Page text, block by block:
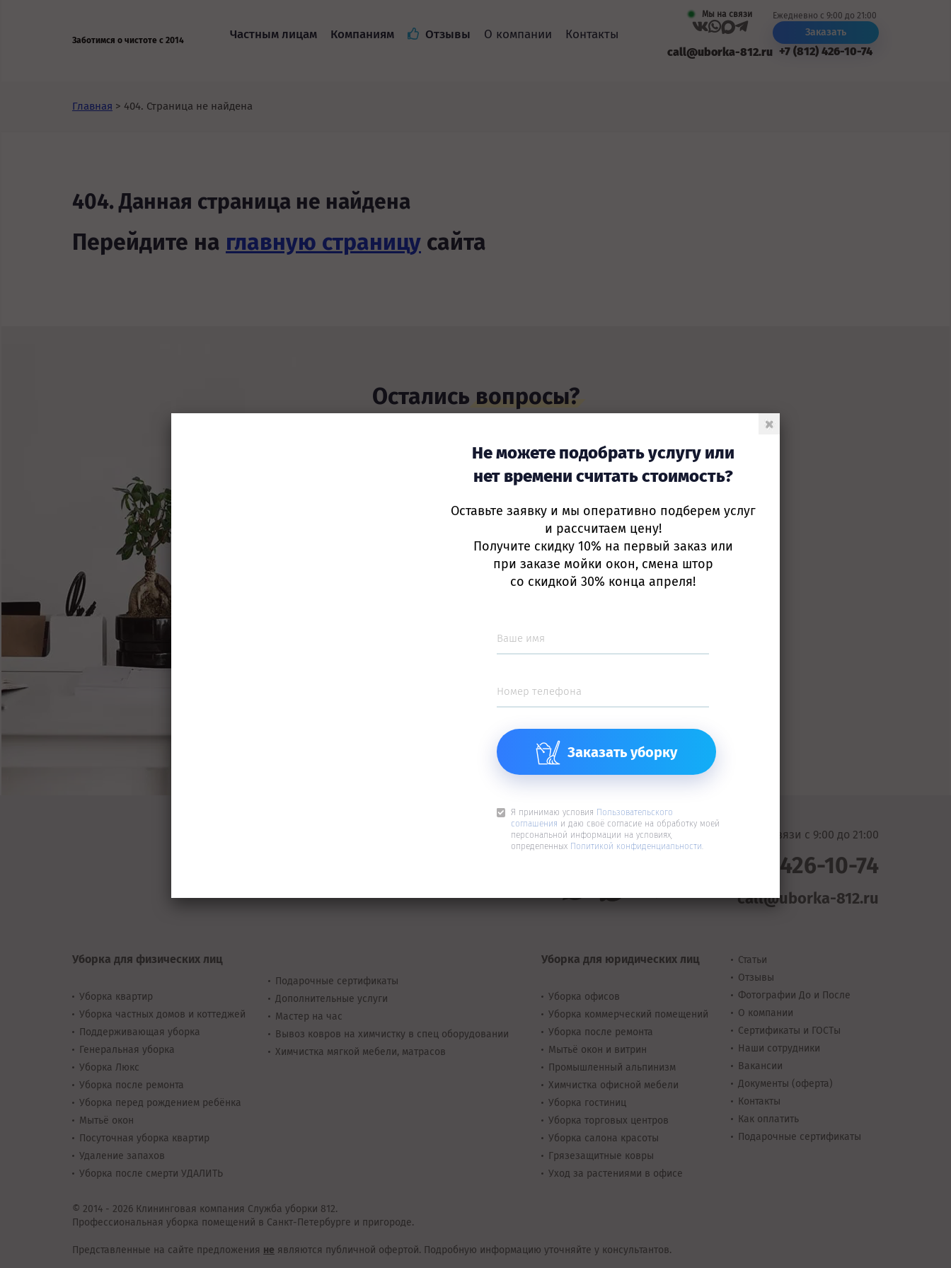
Заботимся о чистоте с 2014 Частным лицам Компаниям Отзывы О компании Контакты
Мы на связи
call@uborka-812.ru
Ежедневно с 9:00 до 21:00
Заказать
+7 (812) 426-10-74
Главная > 404. Страница не найдена
404. Данная страница не найдена
Перейдите на главную страницу сайта
Остались вопросы?
телефон в Санкт-Петербурге —+7(812) 426-10-74
Я принимаю условия Пользовательского соглашения
своё согласие на обработку моей персональной информации
Мы на связи c 9:00 до 21:00
+7 (812) 426-10-74
call@uborka-812.ru
Уборка для физических лиц
Уборка квартир
Уборка частных домов и коттеджей
Поддерживающая уборка
Генеральная уборка
Уборка Люкс
Уборка после ремонта
Уборка перед рождением ребёнка
Мытьё окон
Посуточная уборка квартир
Удаление запахов
Уборка после смерти УДАЛИТЬ
Подарочные сертификаты
Дополнительные услуги
Мастер на час
Вывоз ковров на химчистку в спец оборудовании
Химчистка мягкой мебели, матрасов
Уборка для юридических лиц
Уборка офисов
Уборка коммерческий помещений
Уборка после ремонта
Мытьё окон и витрин
Промышленный альпинизм
Химчистка офисной мебели
Уборка гостиниц
Уборка торговых центров
Уборка салона красоты
Грязезащитные ковры
Уход за растениями в офисе
Статьи
Отзывы
Фотографии До и После
О компании
Сертификаты и ГОСТы
Наши сотрудники
Вакансии
Документы (оферта)
Контакты
Как оплатить
Подарочные сертификаты
© 2014 - 2026 Клининговая компания Служба уборки 812.
Профессиональная уборка помещений в Санкт-Петербурге и пригороде.
Представленные на сайте предложения не являются публичной офертой. Подробную информацию уточняйте у консультантов.
Не можете подобрать услугу или
нет времени считать стоимость?
Оставьте заявку и мы оперативно подберем услуг
и рассчитаем цену!
Получите скидку 10% на первый заказ или
при заказе мойки окон, смена штор
со скидкой 30% конца апреля!
Я принимаю условия Пользовательского
соглашения и даю своё согласие на обработку моей
персональной информации на условиях,
определенных Политикой конфиденциальности.